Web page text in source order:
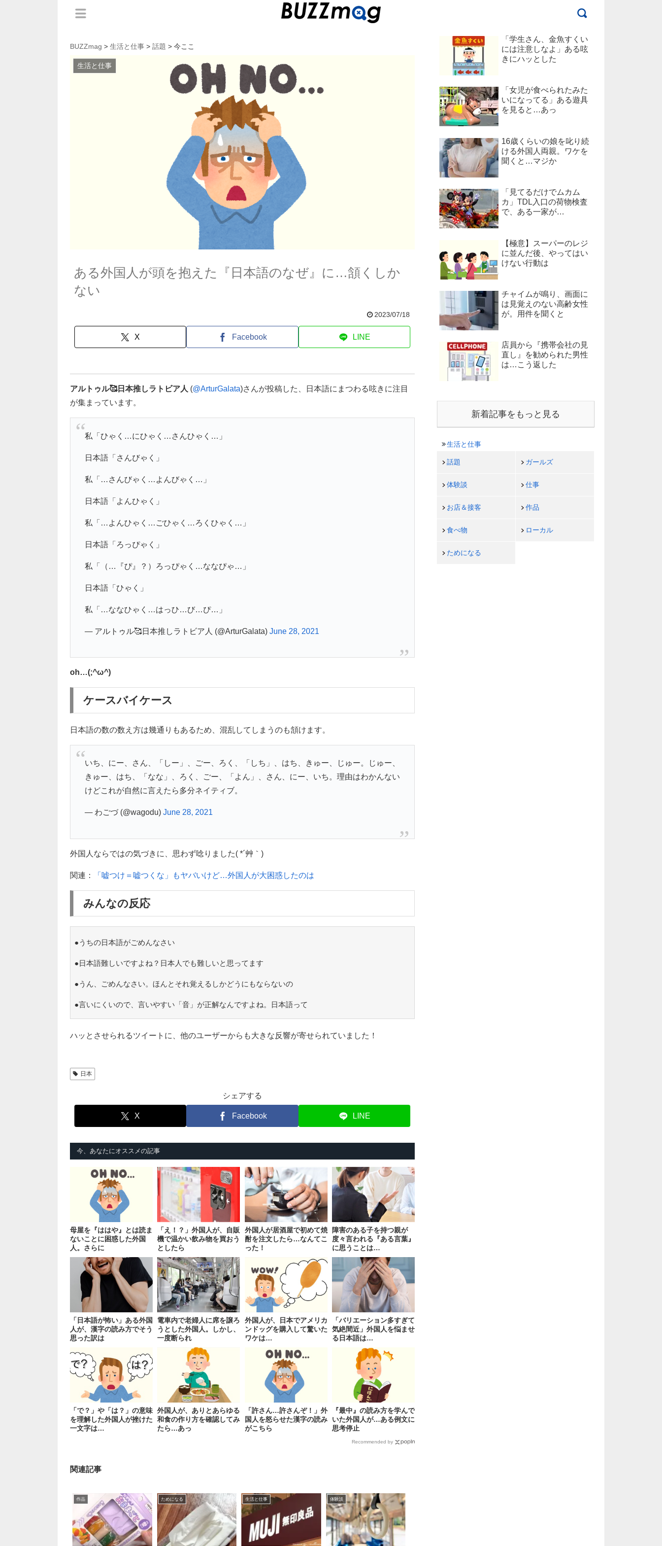
BUZZmag > 生活と仕事 > 話題 > 今ここ
生活と仕事
ある外国人が頭を抱えた『日本語のなぜ』に…頷くしか
ない
2023/07/18
X Facebook LINE
アルトゥル🥰日本推しラトビア人 (@ArturGalata)さんが投稿した、日本語にまつわる呟きに注目
が集まっています。
私「ひゃく…にひゃく…さんひゃく…」
日本語「さんびゃく」
私「…さんびゃく…よんびゃく…」
日本語「よんひゃく」
私「…よんひゃく…ごひゃく…ろくひゃく…」
日本語「ろっぴゃく」
私「（…『ぴ』？）ろっぴゃく…ななぴゃ…」
日本語「ひゃく」
私「…ななひゃく…はっひ…び…ぴ…」
— アルトゥル🥰日本推しラトビア人 (@ArturGalata) June 28, 2021
oh…(;^ω^)
ケースバイケース
日本語の数の数え方は幾通りもあるため、混乱してしまうのも頷けます。
いち、にー、さん、「しー」、ごー、ろく、「しち」、はち、きゅー、じゅー。じゅー、
きゅー、はち、「なな」、ろく、ごー、「よん」、さん、にー、いち。理由はわかんない
けどこれが自然に言えたら多分ネイティブ。
— わごづ (@wagodu) June 28, 2021
外国人ならではの気づきに、思わず唸りました( *´艸｀)
関連： 「嘘つけ＝嘘つくな」もヤバいけど…外国人が大困惑したのは
みんなの反応
●うちの日本語がごめんなさい
●日本語難しいですよね？日本人でも難しいと思ってます
●うん、ごめんなさい。ほんとそれ覚えるしかどうにもならないの
●言いにくいので、言いやすい「音」が正解なんですよね。日本語って
ハッとさせられるツイートに、他のユーザーからも大きな反響が寄せられていました！
日本
シェアする
X Facebook LINE
今、あなたにオススメの記事
母屋を『ははや』とは読ま
ないことに困惑した外国
人。さらに
「え！？」外国人が、自販
機で温かい飲み物を買おう
としたら
外国人が居酒屋で初めて焼
酎を注文したら…なんてこ
った！
障害のある子を持つ親が
度々言われる『ある言葉』
に思うことは…
「日本語が怖い」ある外国
人が、漢字の読み方でそう
思った訳は
電車内で老婦人に席を譲ろ
うとした外国人。しかし、
一度断られ
外国人が、日本でアメリカ
ンドッグを購入して驚いた
ワケは…
「バリエーション多すぎて
気絶間近」外国人を悩ませ
る日本語は…
「で？」や「は？」の意味
を理解した外国人が挫けた
一文字は…
外国人が、ありとあらゆる
和食の作り方を確認してみ
たら…あっ
「許さん…許さんぞ！」外
国人を怒らせた漢字の読み
がこちら
『最中』の読み方を学んで
いた外国人が…ある例文に
思考停止
Recommended by
関連記事
作品 ためになる 生活と仕事 体験談
「学生さん、金魚すくい
には注意しなよ」ある呟
きにハッとした
「女児が食べられたみた
いになってる」ある遊具
を見ると…あっ
16歳くらいの娘を叱り続
ける外国人両親。ワケを
聞くと…マジか
「見てるだけでムカム
カ」TDL入口の荷物検査
で、ある一家が…
【極意】スーパーのレジ
に並んだ後、やってはい
けない行動は
チャイムが鳴り、画面に
は見覚えのない高齢女性
が。用件を聞くと
店員から『携帯会社の見
直し』を勧められた男性
は…こう返した
新着記事をもっと見る
生活と仕事
話題 ガールズ
体験談 仕事
お店＆接客 作品
食べ物 ローカル
ためになる